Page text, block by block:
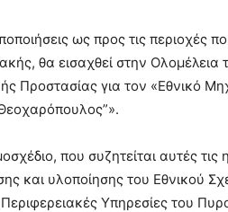
ως προς τις περιοχές
θα εισαχθεί στην Ολομέλεια
Προστασίας για τον «Εθνικό
που συζητείται αυτές
και υλοποίησης του Εθνικού
Περιφερειακές Υπηρεσίες του